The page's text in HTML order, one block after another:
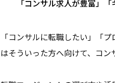
「コンサル求人が豊富」
「コンサルに転職したい」「
はそういった方へ向けて、コン